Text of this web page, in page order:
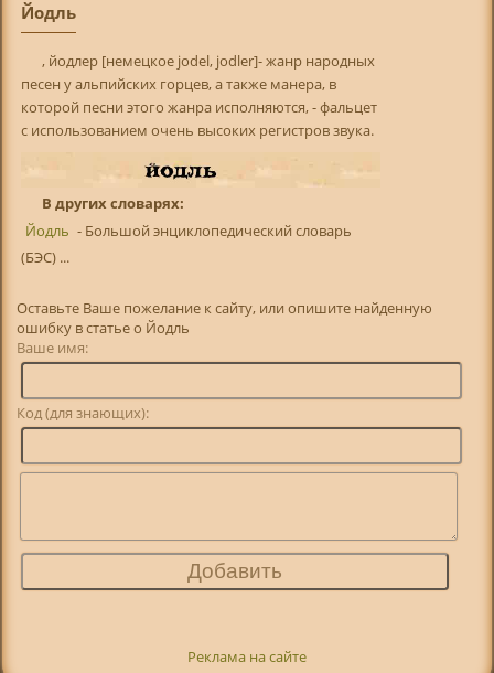
Йодль
, йодлер [немецкое jodel, jodler]- жанр народных
песен у альпийских горцев, а также манера, в
которой песни этого жанра исполняются, - фальцет
с использованием очень высоких регистров звука.
В других словарях:
Йодль - Большой энциклопедический словарь
(БЭС) ...
Оставьте Ваше пожелание к сайту, или опишите найденную
ошибку в статье о Йодль
Ваше имя:
Код (для знающих):
Реклама на сайте